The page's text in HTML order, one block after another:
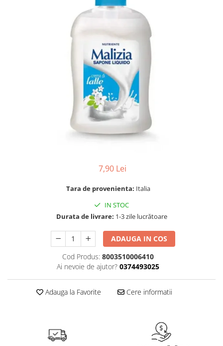
Echipamente de curăţenie
Folie aluminiu,folie alimentara
Lavete de curatare
Indepartarea parului
Produse pentru coafat
Sapun lichid, sapun
Tratament pentru par, conditioner
Vata demachianta
7,90 Lei
Tara de provenienta: Italia
IN STOC
Durata de livrare: 1-3 zile lucrătoare
ADAUGA IN COS
Cod Produs: 8003510006410
Ai nevoie de ajutor? 0374493025
Adauga la Favorite Cere informatii